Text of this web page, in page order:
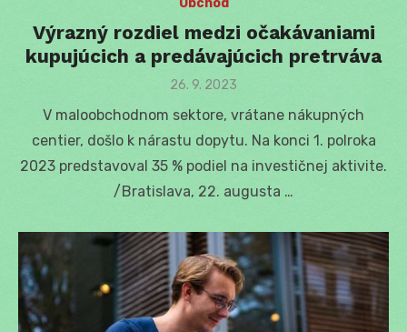
Obchod
Výrazný rozdiel medzi očakávaniami
kupujúcich a predávajúcich pretrváva
Posted
26. 9. 2023
V maloobchodnom sektore, vrátane nákupných
centier, došlo k nárastu dopytu. Na konci 1. polroka
2023 predstavoval 35 % podiel na investičnej aktivite.
/Bratislava, 22. augusta …